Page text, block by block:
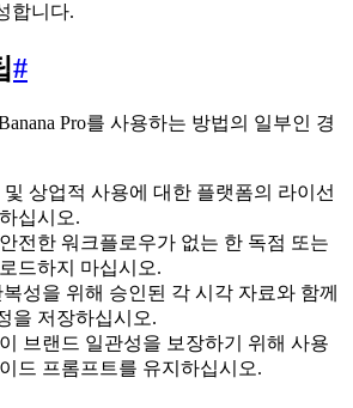
합니다.
#
Pro를 사용하는 방법의 일부인 경
상업적 사용에 대한 플랫폼의 라이선
십시오.
전한 워크플로우가 없는 한 독점 또는
드하지 마십시오.
성을 위해 승인된 각 시각 자료와 함께
을 저장하십시오.
브랜드 일관성을 보장하기 위해 사용
드 프롬프트를 유지하십시오.